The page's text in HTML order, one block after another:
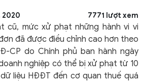
2020 7771 lượt xem
cũ, mức xử phạt những hành vi vi
đã được điều chỉnh cao hơn theo
CP do Chính phủ ban hành ngày
nghiệp có thể bị xử phạt từ 10
liệu HĐĐT đến cơ quan thuế quá